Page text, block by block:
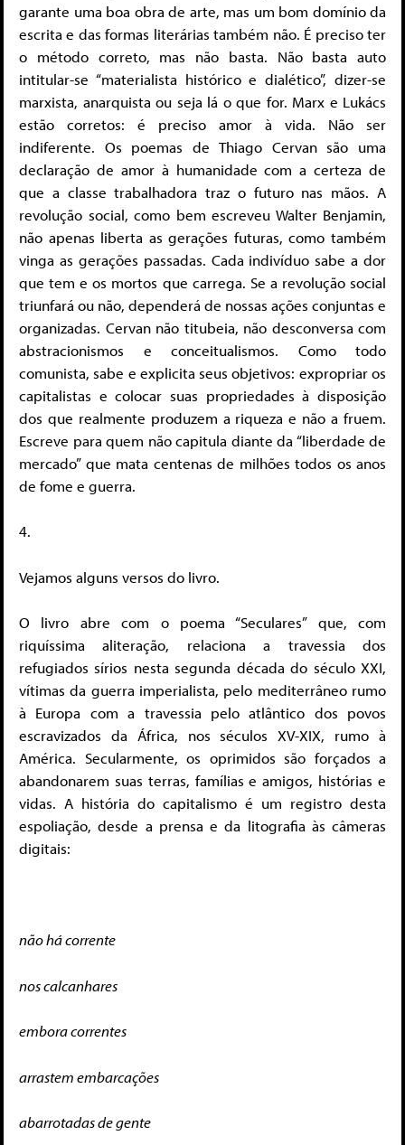
garante uma boa obra de arte, mas um bom domínio da
escrita e das formas literárias também não. É preciso ter
o método correto, mas não basta. Não basta auto
intitular-se “materialista histórico e dialético”, dizer-se
marxista, anarquista ou seja lá o que for. Marx e Lukács
estão corretos: é preciso amor à vida. Não ser
indiferente. Os poemas de Thiago Cervan são uma
declaração de amor à humanidade com a certeza de
que a classe trabalhadora traz o futuro nas mãos. A
revolução social, como bem escreveu Walter Benjamin,
não apenas liberta as gerações futuras, como também
vinga as gerações passadas. Cada indivíduo sabe a dor
que tem e os mortos que carrega. Se a revolução social
triunfará ou não, dependerá de nossas ações conjuntas e
organizadas. Cervan não titubeia, não desconversa com
abstracionismos e conceitualismos. Como todo
comunista, sabe e explicita seus objetivos: expropriar os
capitalistas e colocar suas propriedades à disposição
dos que realmente produzem a riqueza e não a fruem.
Escreve para quem não capitula diante da “liberdade de
mercado” que mata centenas de milhões todos os anos
de fome e guerra.
4.
Vejamos alguns versos do livro.
O livro abre com o poema “Seculares” que, com
riquíssima aliteração, relaciona a travessia dos
refugiados sírios nesta segunda década do século XXI,
vítimas da guerra imperialista, pelo mediterrâneo rumo
à Europa com a travessia pelo atlântico dos povos
escravizados da África, nos séculos XV-XIX, rumo à
América. Secularmente, os oprimidos são forçados a
abandonarem suas terras, famílias e amigos, histórias e
vidas. A história do capitalismo é um registro desta
espoliação, desde a prensa e da litografia às câmeras
digitais:
não há corrente
nos calcanhares
embora correntes
arrastem embarcações
abarrotadas de gente